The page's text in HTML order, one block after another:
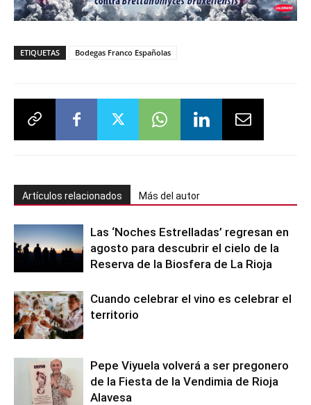
ETIQUETAS Bodegas Franco Españolas
Artículos relacionados Más del autor
Las ‘Noches Estrelladas’ regresan en
agosto para descubrir el cielo de la
Reserva de la Biosfera de La Rioja
Cuando celebrar el vino es celebrar el
territorio
Pepe Viyuela volverá a ser pregonero
de la Fiesta de la Vendimia de Rioja
Alavesa